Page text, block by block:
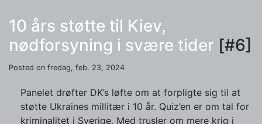
10 års støtte til Kiev,
nødforsyning i svære tider [#6]
Posted on fredag, feb. 23, 2024
Panelet drøfter DK’s løfte om at forpligte sig til at
støtte Ukraines millitær i 10 år. Quiz’en er om tal for
kriminalitet i Sverige. Med trusler om mere krig i